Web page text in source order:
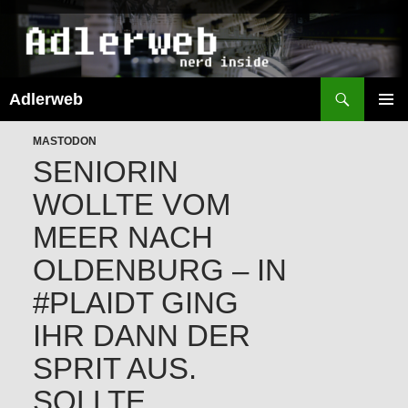
Adlerweb
SPRINGEN
MASTODON
SENIORIN
WOLLTE VOM
MEER NACH
OLDENBURG – IN
#PLAIDT GING
IHR DANN DER
SPRIT AUS.
SOLLTE